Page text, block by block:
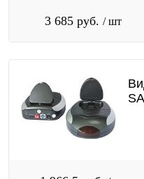
3 685 руб. / шт